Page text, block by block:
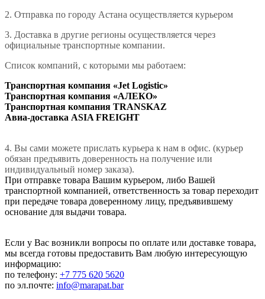
2. Отправка по городу Астана осуществляется курьером
3. Доставка в другие регионы осуществляется через
официальные транспортные компании.
Список компаний, с которыми мы работаем:
Транспортная компания «Jet Logistic»
Транспортная компания «АЛЕКО»
Транспортная компания TRANSKAZ
Авиа-доставка ASIA FREIGHT
4. Вы сами можете прислать курьера к нам в офис. (курьер
обязан предъявить доверенность на получение или
индивидуальный номер заказа).
При отправке товара Вашим курьером, либо Вашей
транспортной компанией, ответственность за товар переходит
при передаче товара доверенному лицу, предъявившему
основание для выдачи товара.
Если у Вас возникли вопросы по оплате или доставке товара,
мы всегда готовы предоставить Вам любую интересующую
информацию:
по телефону: +7 775 620 5620
по эл.почте: info@marapat.bar